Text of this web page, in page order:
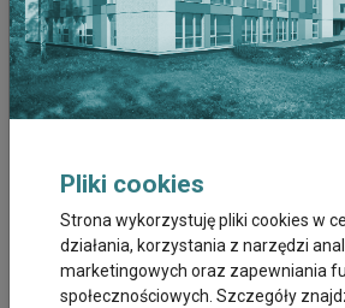
Grudzień 2025
Listopad 2025
Wrzesień 2025
Sierpień 2025
Pliki cookies
Strona wykorzystuję pliki cookies w
działania, korzystania z narzędzi
marketingowych oraz zapewniania
społecznościowych. Szczegóły